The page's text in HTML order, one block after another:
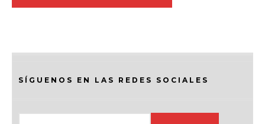
SÍGUENOS EN LAS REDES SOCIALES